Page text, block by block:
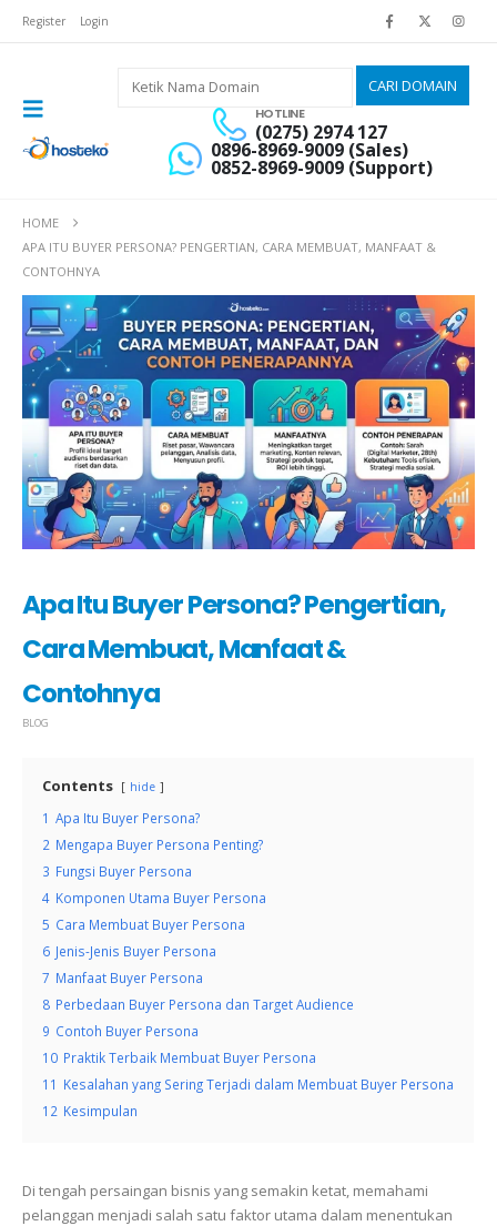
Register Login
HOTLINE
(0275) 2974 127
0896-8969-9009 (Sales)
0852-8969-9009 (Support)
HOME
APA ITU BUYER PERSONA? PENGERTIAN, CARA MEMBUAT, MANFAAT &
CONTOHNYA
Apa Itu Buyer Persona? Pengertian,
Cara Membuat, Manfaat &
Contohnya
BLOG
Contents hide
1 Apa Itu Buyer Persona?
2 Mengapa Buyer Persona Penting?
3 Fungsi Buyer Persona
4 Komponen Utama Buyer Persona
5 Cara Membuat Buyer Persona
6 Jenis-Jenis Buyer Persona
7 Manfaat Buyer Persona
8 Perbedaan Buyer Persona dan Target Audience
9 Contoh Buyer Persona
10 Praktik Terbaik Membuat Buyer Persona
11 Kesalahan yang Sering Terjadi dalam Membuat Buyer Persona
12 Kesimpulan
Di tengah persaingan bisnis yang semakin ketat, memahami
pelanggan menjadi salah satu faktor utama dalam menentukan